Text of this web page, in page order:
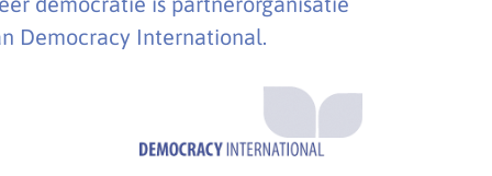
Democracy International.